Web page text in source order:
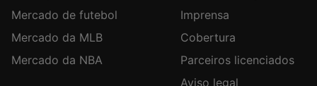
Mercado de futebol
Mercado da MLB
Mercado da NBA
Imprensa
Cobertura
Parceiros licenciados
Aviso legal